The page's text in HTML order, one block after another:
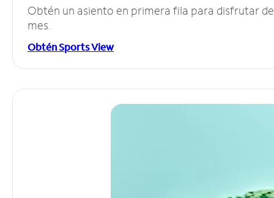
Obtén un asiento en primera fila para disfrutar
mes.
Obtén Sports View